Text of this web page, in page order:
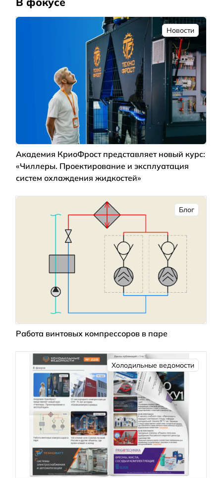
Новости
Академия КриоФрост представляет новый курс:
«Чиллеры. Проектирование и эксплуатация
систем охлаждения жидкостей»
Блог
Работа винтовых компрессоров в паре
Холодильные ведомости